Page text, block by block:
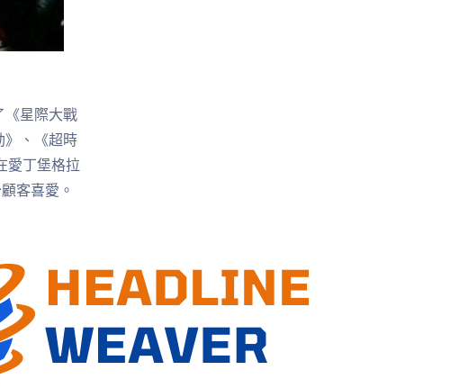
《星際大戰
》、《超時
愛丁堡格拉
客喜愛。